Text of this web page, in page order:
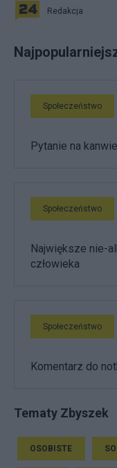
Redakcja
Społeczeństwo
Pytanie na
Społeczeństwo
Największe nie-
człowieka
Społeczeństwo
Komentarz do
Tematy Zbyszek
OSOBISTE